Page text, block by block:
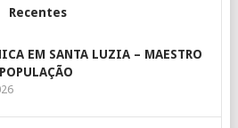
Recentes
EM SANTA LUZIA – MAESTRO